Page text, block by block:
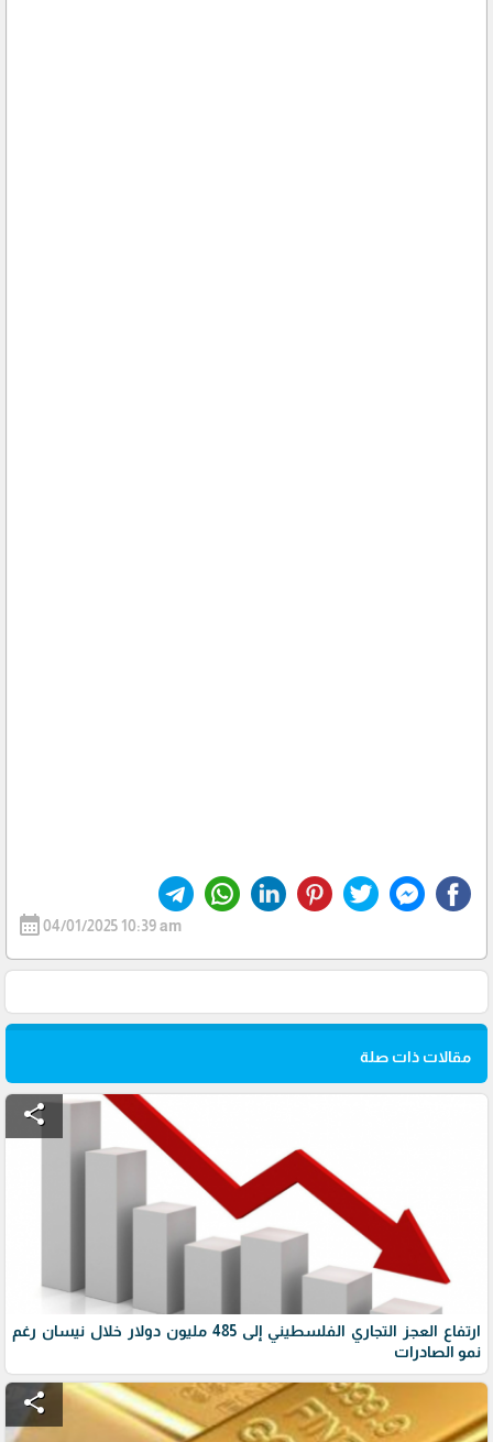
calendar_month04/01/2025 10:39 am
مقالات ذات صلة
share
ارتفاع العجز التجاري الفلسطيني إلى 485 مليون دولار خلال نيسان رغم
نمو الصادرات
share